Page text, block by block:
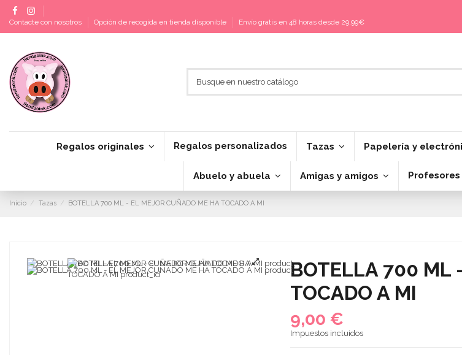
Contacte con nosotros Opción de recogida en tienda disponible Envío gratis en 48 horas desde 29,99€
Regalos originales Regalos personalizados Tazas Papelería y
Abuelo y abuela Amigas y amigos Profesores
Inicio Tazas BOTELLA 700 ML - EL MEJOR CUÑADO ME HA TOCADO A MI
BOTELLA 700 ML
TOCADO A MI
9,00 €
Impuestos incluidos